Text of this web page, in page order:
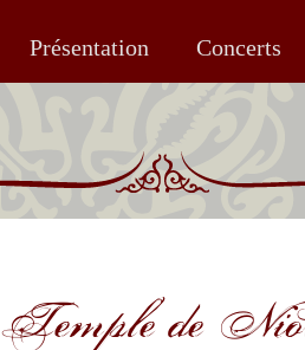
Présentation Concerts
Temple de